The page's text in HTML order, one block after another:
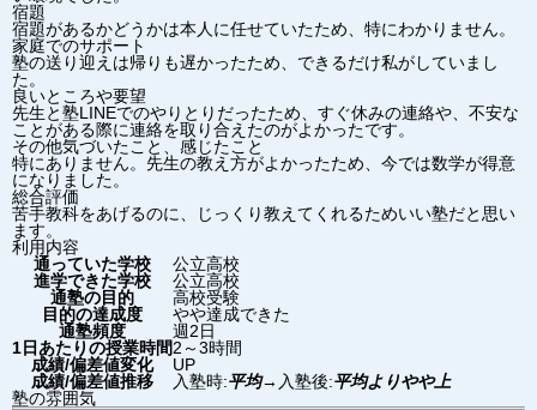
宿題
宿題があるかどうかは本人に任せていたため、特にわかりません。
家庭でのサポート
塾の送り迎えは帰りも遅かったため、できるだけ私がしていまし
た。
良いところや要望
先生と塾LINEでのやりとりだったため、すぐ休みの連絡や、不安な
ことがある際に連絡を取り合えたのがよかったです。
その他気づいたこと、感じたこと
特にありません。先生の教え方がよかったため、今では数学が得意
になりました。
総合評価
苦手教科をあげるのに、じっくり教えてくれるためいい塾だと思い
ます。
利用内容
通っていた学校
公立高校
進学できた学校
公立高校
通塾の目的
高校受験
目的の達成度
やや達成できた
通塾頻度
週2日
1日あたりの授業時間2～3時間
成績/偏差値変化
UP
成績/偏差値推移
入塾時:平均→ 入塾後:平均よりやや上
塾の雰囲気